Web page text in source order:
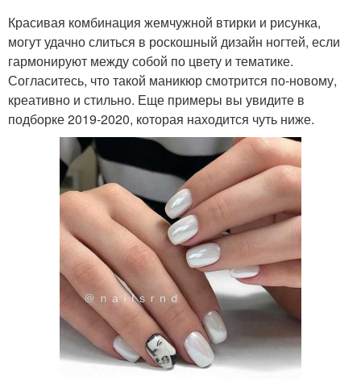
Красивая комбинация жемчужной втирки и рисунка,
могут удачно слиться в роскошный дизайн ногтей, если
гармонируют между собой по цвету и тематике.
Согласитесь, что такой маникюр смотрится по-новому,
креативно и стильно. Еще примеры вы увидите в
подборке 2019-2020, которая находится чуть ниже.